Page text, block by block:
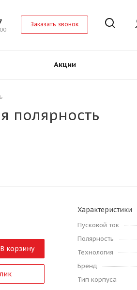
Заказать звонок
Акции
полярность
В корзину
Характеристики
Пусковой ток
Полярность
Технология
Бренд
Тип корпуса